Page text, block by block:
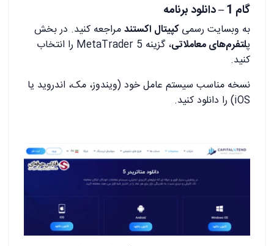
گام 1 – دانلود برنامه
به وبسایت رسمیکپیتال اکستندمراجعه کنید. در بخش
پلتفرم‌های معاملاتی
، گزینه MetaTrader 5 را انتخاب
کنید.
نسخه مناسب سیستم عامل خود (ویندوز، مک، اندروید یا
iOS) را دانلود کنید.